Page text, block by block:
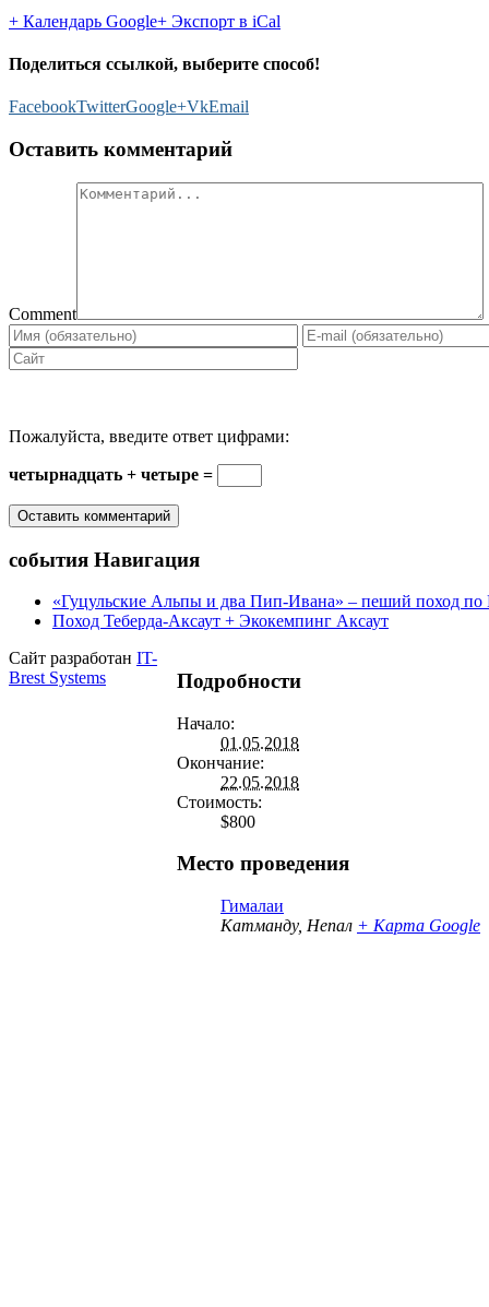
+ Календарь Google+ Экспорт в iCal
Поделиться ссылкой, выберите способ!
FacebookTwitterGoogle+VkEmail
Оставить комментарий
Comment
Пожалуйста, введите ответ цифрами:
четырнадцать + четыре =
события Навигация
«Гуцульские Альпы и два Пип-Ивана» – пеший поход по
Поход Теберда-Аксаут + Экокемпинг Аксаут
Подробности
Начало:
01.05.2018
Окончание:
22.05.2018
Стоимость:
$800
Место проведения
Гималаи
Катманду, Непал + Карта Google
Сайт разработан IT-
Brest Systems